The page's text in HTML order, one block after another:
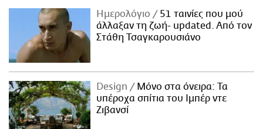
Ημερολόγιο
51 ταινίες που μού
άλλαξαν τη ζωή- updated. Aπό τον
Στάθη Τσαγκαρουσιάνο
Design
Μόνο στα όνειρα: Τα
υπέροχα σπίτια του Ιμπέρ ντε
Ζιβανσί